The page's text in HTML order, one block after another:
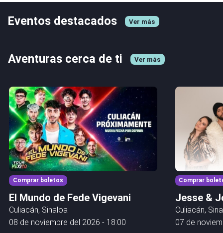
Eventos destacados Ver más
Aventuras cerca de ti Ver más
Comprar boletos
El Mundo de Fede Vigevani
Culiacán, Sinaloa
08 de noviembre del 2026 - 18:00
Comprar
Jesse &
Culiacán,
07 de